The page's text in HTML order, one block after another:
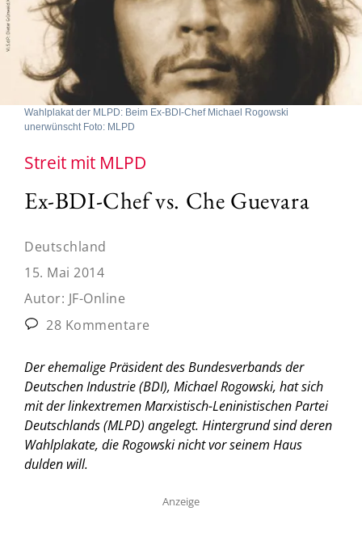
Wahlplakat der MLPD: Beim Ex-BDI-Chef Michael Rogowski
unerwünscht Foto: MLPD
Streit mit MLPD
Ex-BDI-Chef vs. Che Guevara
Deutschland
15. Mai 2014
Autor: JF-Online
28 Kommentare
Der ehemalige Präsident des Bundesverbands der
Deutschen Industrie (BDI), Michael Rogowski, hat sich
mit der linkextremen Marxistisch-Leninistischen Partei
Deutschlands (MLPD) angelegt. Hintergrund sind deren
Wahlplakate, die Rogowski nicht vor seinem Haus
dulden will.
Anzeige